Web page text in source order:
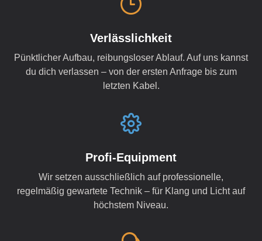
Verlässlichkeit
Pünktlicher Aufbau, reibungsloser Ablauf. Auf uns kannst
du dich verlassen – von der ersten Anfrage bis zum
letzten Kabel.
Profi-Equipment
Wir setzen ausschließlich auf professionelle,
regelmäßig gewartete Technik – für Klang und Licht auf
höchstem Niveau.